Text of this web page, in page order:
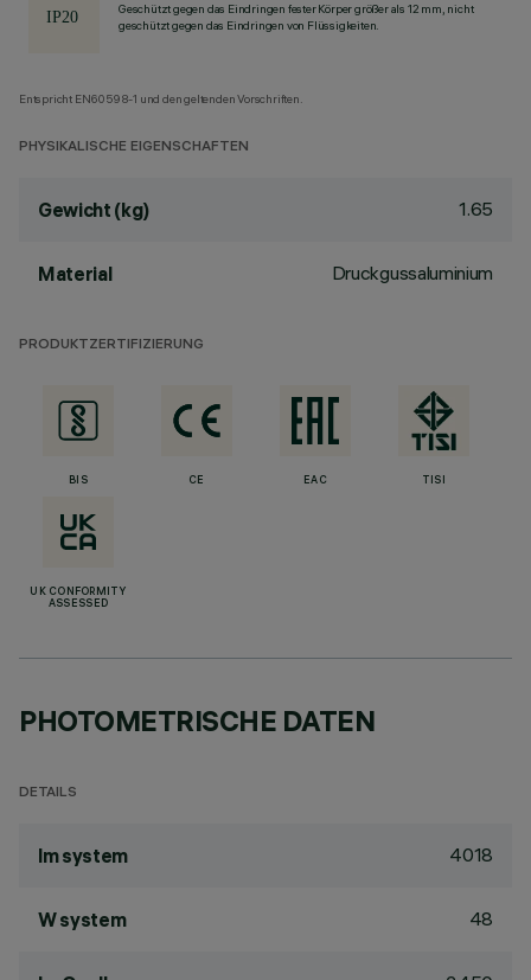
Geschützt gegen das Eindringen fester Körper größer als 12 mm, nicht
geschützt gegen das Eindringen von Flüssigkeiten.
Entspricht EN60598-1 und den geltenden Vorschriften.
PHYSIKALISCHE EIGENSCHAFTEN
Gewicht (kg) 1.65
Material Druckgussaluminium
PRODUKTZERTIFIZIERUNG
BIS CE EAC TISI
UK CONFORMITY
ASSESSED
PHOTOMETRISCHE DATEN
DETAILS
lm system 4018
W system 48